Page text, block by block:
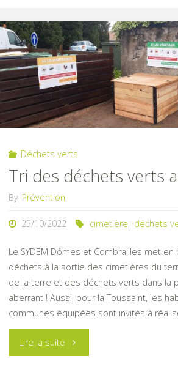
composteur"
Déchets verts
Tri des déchets verts
By Prévention
25/10/2022 cimetière, déchets
Le SYDEM Dômes et Combrailles met
déchets à la sortie des cimetières du
de la terre et des déchets verts dans la
aberrant ! Aussi, pour la Toussaint, les
communes équipées sont invités à
Lire la suite"Tri